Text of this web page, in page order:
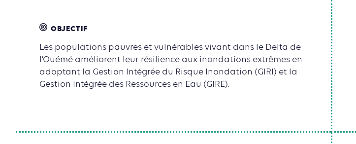
OBJECTIF
Les populations pauvres et vulnérables vivant dans le Delta de
l’Ouémé améliorent leur résilience aux inondations extrêmes en
adoptant la Gestion Intégrée du Risque Inondation (GIRI) et la
Gestion Intégrée des Ressources en Eau (GIRE).